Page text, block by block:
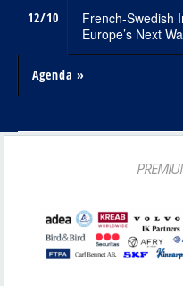
12/10
French-Swedish
Europe’s Next
Agenda »